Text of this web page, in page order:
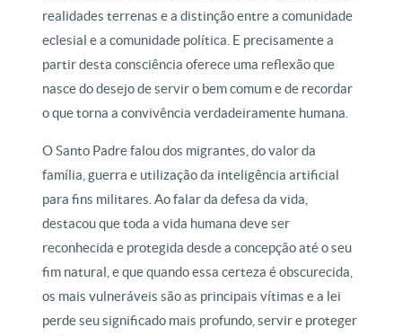
realidades terrenas e a distinção entre a comunidade
eclesial e a comunidade política. E precisamente a
partir desta consciência oferece uma reflexão que
nasce do desejo de servir o bem comum e de recordar
o que torna a convivência verdadeiramente humana.
O Santo Padre falou dos migrantes, do valor da
família, guerra e utilização da inteligência artificial
para fins militares. Ao falar da defesa da vida,
destacou que toda a vida humana deve ser
reconhecida e protegida desde a concepção até o seu
fim natural, e que quando essa certeza é obscurecida,
os mais vulneráveis são as principais vítimas e a lei
perde seu significado mais profundo, servir e proteger